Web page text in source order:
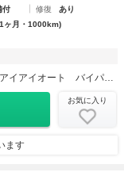
付 修復
あり
ヶ月・1000km)
自社ローン取扱店（有）アイアイオート バイパス本店・東仙台店
お気に入り
ます